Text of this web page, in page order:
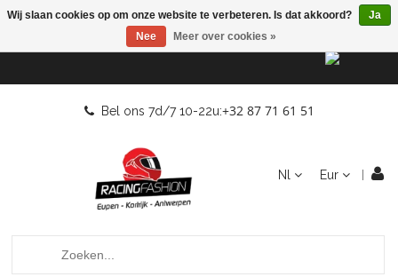
Bel ons 7d/7 10-22u:+32 87 71 61 51
Nl Eur
Wij slaan cookies op om onze website te verbeteren. Is dat akkoord?
Ja
Nee
Meer over cookies »